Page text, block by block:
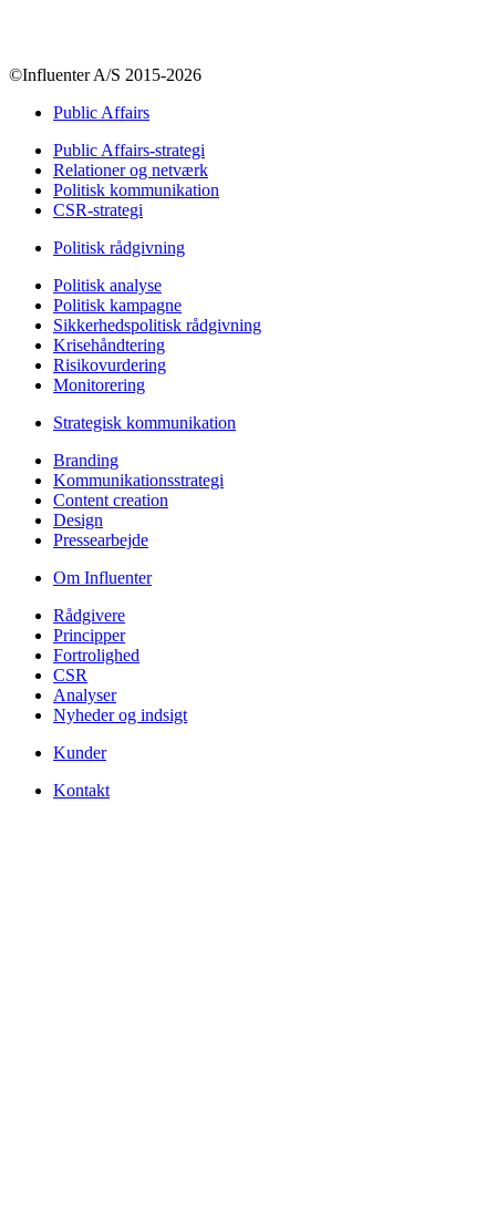
©Influenter A/S 2015-2026
Public Affairs
Public Affairs-strategi
Relationer og netværk
Politisk kommunikation
CSR-strategi
Politisk rådgivning
Politisk analyse
Politisk kampagne
Sikkerhedspolitisk rådgivning
Krisehåndtering
Risikovurdering
Monitorering
Strategisk kommunikation
Branding
Kommunikationsstrategi
Content creation
Design
Pressearbejde
Om Influenter
Rådgivere
Principper
Fortrolighed
CSR
Analyser
Nyheder og indsigt
Kunder
Kontakt